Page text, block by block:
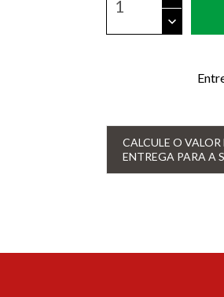
CALCULE O
ENTREGA PARA A